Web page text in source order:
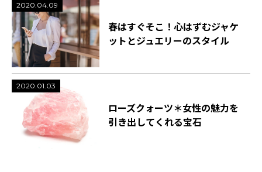
2020.04.09
春はすぐそこ！心はずむジャケ
ットとジュエリーのスタイル
2020.01.03
ローズクォーツ＊女性の魅力を
引き出してくれる宝石